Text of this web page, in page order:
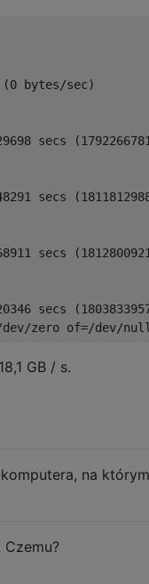
(0 bytes/sec)
secs (
secs (
secs (
secs (
dev/zero of=/dev/
GB / s.
na